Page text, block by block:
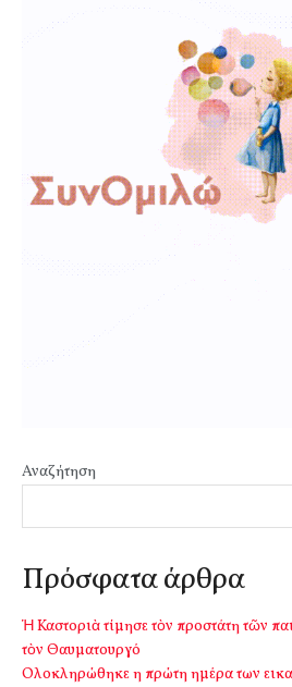
Αναζήτηση
Πρόσφατα άρθρα
Ἡ Καστοριὰ τίμησε τὸν προστάτη τῶν
τὸν Θαυματουργό
Ολοκληρώθηκε η πρώτη ημέρα των